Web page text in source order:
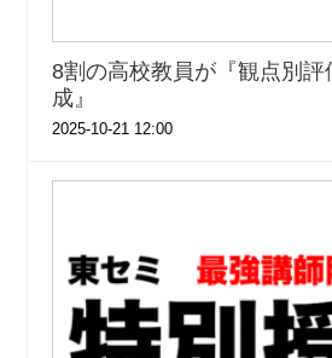
8割の高校教員が『観点別評
成』
2025-10-21 12:00